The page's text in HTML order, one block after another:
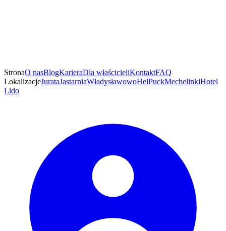
StronaO nasBlogKarieraDla właścicieliKontaktFAQ
LokalizacjeJurataJastarniaWładysławowoHelPuckMechelinkiHotel
Lido